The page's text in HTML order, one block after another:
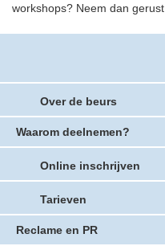
workshops? Neem dan gerust
Over de beurs
Waarom deelnemen?
Online inschrijven
Tarieven
Reclame en PR